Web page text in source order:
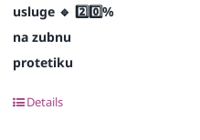
usluge 🔹 2️⃣0️⃣%
na zubnu
protetiku
Details